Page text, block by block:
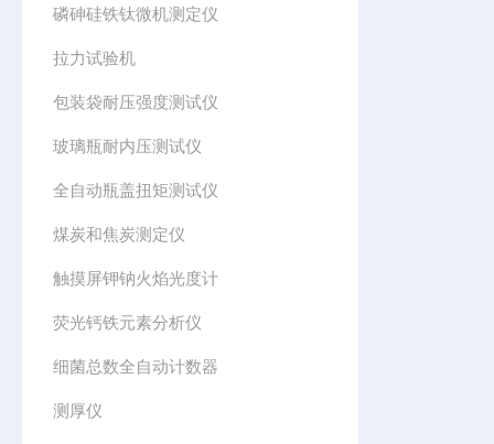
磷砷硅铁钛微机测定仪
拉力试验机
包装袋耐压强度测试仪
玻璃瓶耐内压测试仪
全自动瓶盖扭矩测试仪
煤炭和焦炭测定仪
触摸屏钾钠火焰光度计
荧光钙铁元素分析仪
细菌总数全自动计数器
测厚仪